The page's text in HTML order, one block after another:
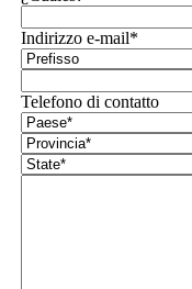
Indirizzo e-mail*
Telefono di contatto